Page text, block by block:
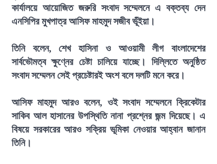
কার্যালয়ে আয়োজিত জরুরি সংবাদ সম্মেলনে এ বক্তব্য দেন
এনসিপির মুখপাত্র আসিফ মাহমুদ সজীব ভূঁইয়া।
তিনি বলেন, শেখ হাসিনা ও আওয়ামী লীগ বাংলাদেশের
সার্বভৌমত্ব ক্ষুণ্নের চেষ্টা চালিয়ে যাচ্ছে। দিল্লিতে অনুষ্ঠিত
সংবাদ সম্মেলন সেই প্রচেষ্টারই অংশ বলে দলটি মনে করে।
আসিফ মাহমুদ আরও বলেন, ওই সংবাদ সম্মেলনে ক্রিকেটার
সাকিব আল হাসানের উপস্থিতি নানা প্রশ্নের জন্ম দিয়েছে। এ
বিষয়ে সরকারের আরও সক্রিয় ভূমিকা নেওয়ার আহ্বান জানান
তিনি।